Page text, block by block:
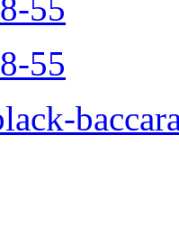
55
55